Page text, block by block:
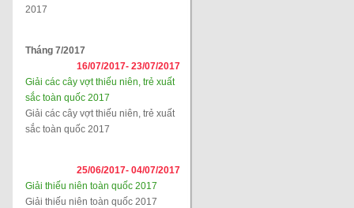
2017
Tháng 7/2017
16/07/2017- 23/07/2017
Giải các cây vợt thiếu niên, trẻ xuất
sắc toàn quốc 2017
Giải các cây vợt thiếu niên, trẻ xuất
sắc toàn quốc 2017
25/06/2017- 04/07/2017
Giải thiếu niên toàn quốc 2017
Giải thiếu niên toàn quốc 2017